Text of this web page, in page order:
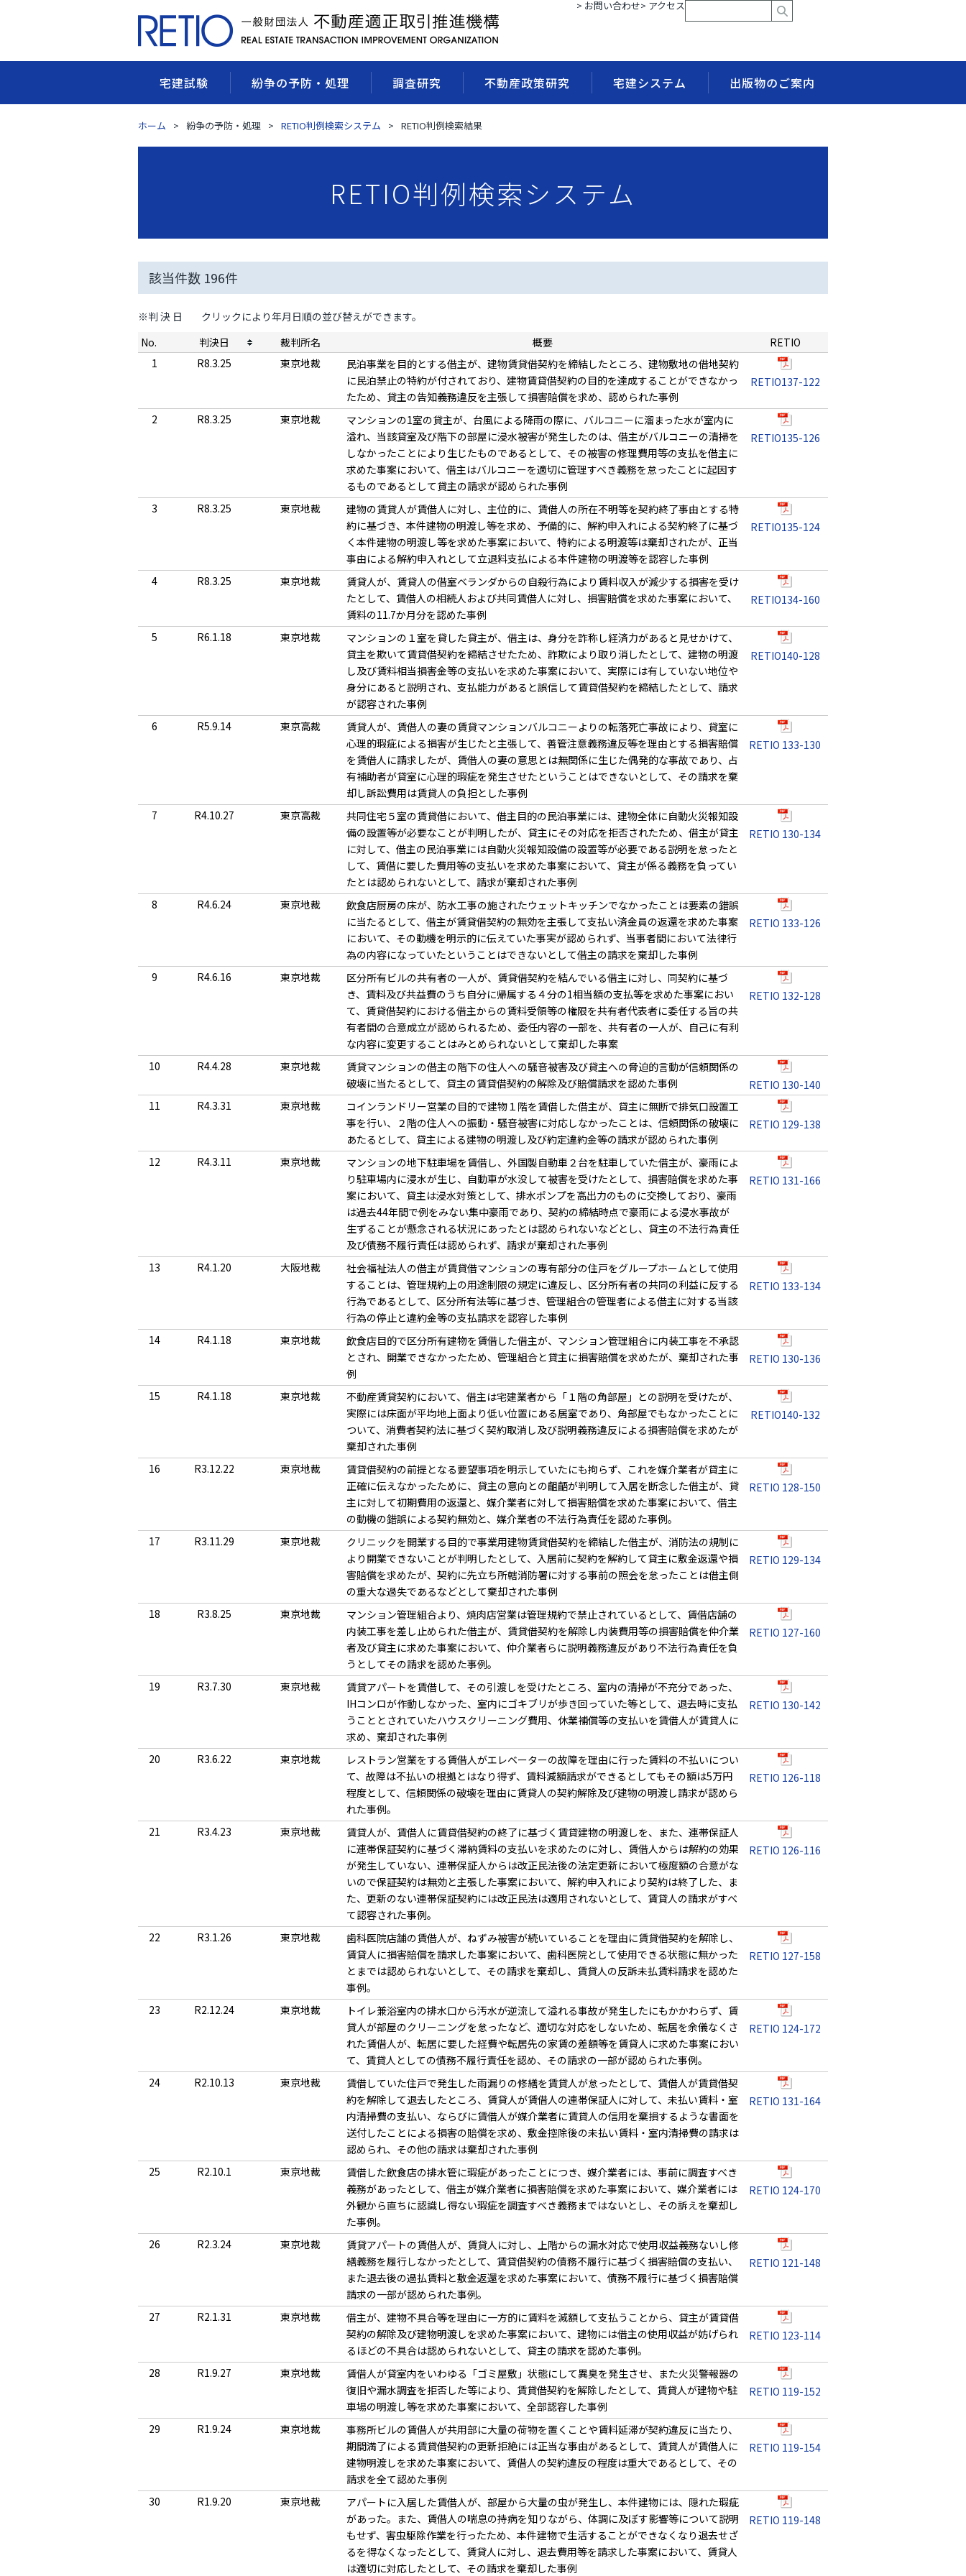
> お問い合わせ> アクセス
宅建試験 紛争の予防・処理 調査研究 不動産政策研究 宅建システム 出版物のご案内
ホーム 紛争の予防・処理 RETIO判例検索システム RETIO判例検索結果
RETIO判例検索システム
該当件数 196件
※判 決 日
クリックにより年月日順の並び替えができます。
No.
判決日 裁判所名 概要
RETIO
1
R8.3.25 東京地裁
民泊事業を目的とする借主が、建物賃貸借契約を締結したところ、建物敷地の借地契約
に民泊禁止の特約が付されており、建物賃貸借契約の目的を達成することができなかっ
たため、貸主の告知義務違反を主張して損害賠償を求め、認められた事例
RETIO137-122
2 R8.3.25 東京地裁
マンションの1室の貸主が、台風による降雨の際に、バルコニーに溜まった水が室内に
溢れ、当該貸室及び階下の部屋に浸水被害が発生したのは、借主がバルコニーの清掃を
しなかったことにより生じたものであるとして、その被害の修理費用等の支払を借主に
求めた事案において、借主はバルコニーを適切に管理すべき義務を怠ったことに起因す
るものであるとして貸主の請求が認められた事例
RETIO135-126
3 R8.3.25 東京地裁
建物の賃貸人が賃借人に対し、主位的に、賃借人の所在不明等を契約終了事由とする特
約に基づき、本件建物の明渡し等を求め、予備的に、解約申入れによる契約終了に基づ
く本件建物の明渡し等を求めた事案において、特約による明渡等は棄却されたが、正当
事由による解約申入れとして立退料支払による本件建物の明渡等を認容した事例
RETIO135-124
4 R8.3.25 東京地裁
賃貸人が、賃貸人の借室ベランダからの自殺行為により賃料収入が減少する損害を受け
たとして、賃借人の相続人および共同賃借人に対し、損害賠償を求めた事案において、
賃料の11.7か月分を認めた事例
RETIO134-160
5 R6.1.18 東京地裁
マンションの１室を貸した貸主が、借主は、身分を詐称し経済力があると見せかけて、
貸主を欺いて賃貸借契約を締結させたため、詐欺により取り消したとして、建物の明渡
し及び賃料相当損害金等の支払いを求めた事案において、実際には有していない地位や
身分にあると説明され、支払能力があると誤信して賃貸借契約を締結したとして、請求
が認容された事例
RETIO140-128
6 R5.9.14 東京高裁
賃貸人が、賃借人の妻の賃貸マンションバルコニーよりの転落死亡事故により、貸室に
心理的瑕疵による損害が生じたと主張して、善管注意義務違反等を理由とする損害賠償
を賃借人に請求したが、賃借人の妻の意思とは無関係に生じた偶発的な事故であり、占
有補助者が貸室に心理的瑕疵を発生させたということはできないとして、その請求を棄
却し訴訟費用は賃貸人の負担とした事例
RETIO 133-130
7 R4.10.27 東京高裁
共同住宅５室の賃貸借において、借主目的の民泊事業には、建物全体に自動火災報知設
備の設置等が必要なことが判明したが、貸主にその対応を拒否されたため、借主が貸主
に対して、借主の民泊事業には自動火災報知設備の設置等が必要である説明を怠ったと
して、賃借に要した費用等の支払いを求めた事案において、貸主が係る義務を負ってい
たとは認められないとして、請求が棄却された事例
RETIO 130-134
8 R4.6.24 東京地裁
飲食店厨房の床が、防水工事の施されたウェットキッチンでなかったことは要素の錯誤
に当たるとして、借主が賃貸借契約の無効を主張して支払い済金員の返還を求めた事案
において、その動機を明示的に伝えていた事実が認められず、当事者間において法律行
為の内容になっていたということはできないとして借主の請求を棄却した事例
RETIO 133-126
9 R4.6.16 東京地裁
区分所有ビルの共有者の一人が、賃貸借契約を結んでいる借主に対し、同契約に基づ
き、賃料及び共益費のうち自分に帰属する４分の1相当額の支払等を求めた事案におい
て、賃貸借契約における借主からの賃料受領等の権限を共有者代表者に委任する旨の共
有者間の合意成立が認められるため、委任内容の一部を、共有者の一人が、自己に有利
な内容に変更することはみとめられないとして棄却した事案
RETIO 132-128
10 R4.4.28 東京地裁
賃貸マンションの借主の階下の住人への騒音被害及び貸主への脅迫的言動が信頼関係の
破壊に当たるとして、貸主の賃貸借契約の解除及び賠償請求を認めた事例
RETIO 130-140
11
R4.3.31 東京地裁
コインランドリー営業の目的で建物１階を賃借した借主が、貸主に無断で排気口設置工
事を行い、２階の住人への振動・騒音被害に対応しなかったことは、信頼関係の破壊に
あたるとして、貸主による建物の明渡し及び約定違約金等の請求が認められた事例
RETIO 129-138
12 R4.3.11 東京地裁
マンションの地下駐車場を賃借し、外国製自動車２台を駐車していた借主が、豪雨によ
り駐車場内に浸水が生じ、自動車が水没して被害を受けたとして、損害賠償を求めた事
案において、貸主は浸水対策として、排水ポンプを高出力のものに交換しており、豪雨
は過去44年間で例をみない集中豪雨であり、契約の締結時点で豪雨による浸水事故が
生ずることが懸念される状況にあったとは認められないなどとし、貸主の不法行為責任
及び債務不履行責任は認められず、請求が棄却された事例
RETIO 131-166
13 R4.1.20 大阪地裁
社会福祉法人の借主が賃貸借マンションの専有部分の住戸をグループホームとして使用
することは、管理規約上の用途制限の規定に違反し、区分所有者の共同の利益に反する
行為であるとして、区分所有法等に基づき、管理組合の管理者による借主に対する当該
行為の停止と違約金等の支払請求を認容した事例
RETIO 133-134
14 R4.1.18 東京地裁
飲食店目的で区分所有建物を賃借した借主が、マンション管理組合に内装工事を不承認
とされ、開業できなかったため、管理組合と貸主に損害賠償を求めたが、棄却された事
例
RETIO 130-136
15 R4.1.18 東京地裁
不動産賃貸契約において、借主は宅建業者から「１階の角部屋」との説明を受けたが、
実際には床面が平均地上面より低い位置にある居室であり、角部屋でもなかったことに
ついて、消費者契約法に基づく契約取消し及び説明義務違反による損害賠償を求めたが
棄却された事例
RETIO140-132
16 R3.12.22 東京地裁
賃貸借契約の前提となる要望事項を明示していたにも拘らず、これを媒介業者が貸主に
正確に伝えなかったために、貸主の意向との齟齬が判明して入居を断念した借主が、貸
主に対して初期費用の返還と、媒介業者に対して損害賠償を求めた事案において、借主
の動機の錯誤による契約無効と、媒介業者の不法行為責任を認めた事例。
RETIO 128-150
17 R3.11.29 東京地裁
クリニックを開業する目的で事業用建物賃貸借契約を締結した借主が、消防法の規制に
より開業できないことが判明したとして、入居前に契約を解約して貸主に敷金返還や損
害賠償を求めたが、契約に先立ち所轄消防署に対する事前の照会を怠ったことは借主側
の重大な過失であるなどとして棄却された事例
RETIO 129-134
18 R3.8.25 東京地裁
マンション管理組合より、焼肉店営業は管理規約で禁止されているとして、賃借店舗の
内装工事を差し止められた借主が、賃貸借契約を解除し内装費用等の損害賠償を仲介業
者及び貸主に求めた事案において、仲介業者らに説明義務違反があり不法行為責任を負
うとしてその請求を認めた事例。
RETIO 127-160
19 R3.7.30 東京地裁
賃貸アパートを賃借して、その引渡しを受けたところ、室内の清掃が不充分であった、
IHコンロが作動しなかった、室内にゴキブリが歩き回っていた等として、退去時に支払
うこととされていたハウスクリーニング費用、休業補償等の支払いを賃借人が賃貸人に
求め、棄却された事例
RETIO 130-142
20 R3.6.22 東京地裁
レストラン営業をする賃借人がエレベーターの故障を理由に行った賃料の不払いについ
て、故障は不払いの根拠とはなり得ず、賃料減額請求ができるとしてもその額は5万円
程度として、信頼関係の破壊を理由に賃貸人の契約解除及び建物の明渡し請求が認めら
れた事例。
RETIO 126-118
21 R3.4.23 東京地裁
賃貸人が、賃借人に賃貸借契約の終了に基づく賃貸建物の明渡しを、また、連帯保証人
に連帯保証契約に基づく滞納賃料の支払いを求めたのに対し、賃借人からは解約の効果
が発生していない、連帯保証人からは改正民法後の法定更新において極度額の合意がな
いので保証契約は無効と主張した事案において、解約申入れにより契約は終了した、ま
た、更新のない連帯保証契約には改正民法は適用されないとして、賃貸人の請求がすべ
て認容された事例。
RETIO 126-116
22 R3.1.26 東京地裁
歯科医院店舗の賃借人が、ねずみ被害が続いていることを理由に賃貸借契約を解除し、
賃貸人に損害賠償を請求した事案において、歯科医院として使用できる状態に無かった
とまでは認められないとして、その請求を棄却し、賃貸人の反訴未払賃料請求を認めた
事例。
RETIO 127-158
23 R2.12.24 東京地裁
トイレ兼浴室内の排水口から汚水が逆流して溢れる事故が発生したにもかかわらず、賃
貸人が部屋のクリーニングを怠ったなど、適切な対応をしないため、転居を余儀なくさ
れた賃借人が、転居に要した経費や転居先の家賃の差額等を賃貸人に求めた事案におい
て、賃貸人としての債務不履行責任を認め、その請求の一部が認められた事例。
RETIO 124-172
24 R2.10.13 東京地裁
賃借していた住戸で発生した雨漏りの修繕を賃貸人が怠ったとして、賃借人が賃貸借契
約を解除して退去したところ、賃貸人が賃借人の連帯保証人に対して、未払い賃料・室
内清掃費の支払い、ならびに賃借人が媒介業者に賃貸人の信用を棄損するような書面を
送付したことによる損害の賠償を求め、敷金控除後の未払い賃料・室内清掃費の請求は
認められ、その他の請求は棄却された事例
RETIO 131-164
25 R2.10.1 東京地裁
賃借した飲食店の排水管に瑕疵があったことにつき、媒介業者には、事前に調査すべき
義務があったとして、借主が媒介業者に損害賠償を求めた事案において、媒介業者には
外観から直ちに認識し得ない瑕疵を調査すべき義務まではないとし、その訴えを棄却し
た事例。
RETIO 124-170
26 R2.3.24 東京地裁
賃貸アパートの賃借人が、賃貸人に対し、上階からの漏水対応で使用収益義務ないし修
繕義務を履行しなかったとして、賃貸借契約の債務不履行に基づく損害賠償の支払い、
また退去後の過払賃料と敷金返還を求めた事案において、債務不履行に基づく損害賠償
請求の一部が認められた事例。
RETIO 121-148
27 R2.1.31 東京地裁
借主が、建物不具合等を理由に一方的に賃料を減額して支払うことから、貸主が賃貸借
契約の解除及び建物明渡しを求めた事案において、建物には借主の使用収益が妨げられ
るほどの不具合は認められないとして、貸主の請求を認めた事例。
RETIO 123-114
28 R1.9.27 東京地裁
賃借人が貸室内をいわゆる「ゴミ屋敷」状態にして異臭を発生させ、また火災警報器の
復旧や漏水調査を拒否した等により、賃貸借契約を解除したとして、賃貸人が建物や駐
車場の明渡し等を求めた事案において、全部認容した事例
RETIO 119-152
29 R1.9.24 東京地裁
事務所ビルの賃借人が共用部に大量の荷物を置くことや賃料延滞が契約違反に当たり、
期間満了による賃貸借契約の更新拒絶には正当な事由があるとして、賃貸人が賃借人に
建物明渡しを求めた事案において、賃借人の契約違反の程度は重大であるとして、その
請求を全て認めた事例
RETIO 119-154
30 R1.9.20 東京地裁
アパートに入居した賃借人が、部屋から大量の虫が発生し、本件建物には、隠れた瑕疵
があった。また、賃借人の喘息の持病を知りながら、体調に及ぼす影響等について説明
もせず、害虫駆除作業を行ったため、本件建物で生活することができなくなり退去せざ
るを得なくなったとして、賃貸人に対し、退去費用等を請求した事案において、賃貸人
は適切に対応したとして、その請求を棄却した事例
RETIO 119-148